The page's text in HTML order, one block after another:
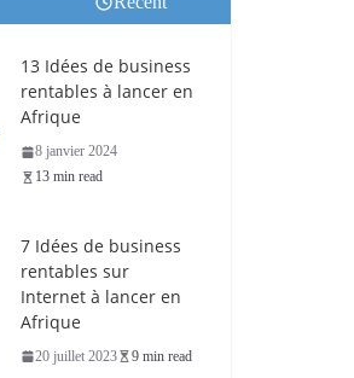
13 Idées de business
rentables à lancer en
Afrique
8 janvier 2024
13 min read
7 Idées de business
rentables sur
Internet à lancer en
Afrique
20 juillet 2023 9 min read